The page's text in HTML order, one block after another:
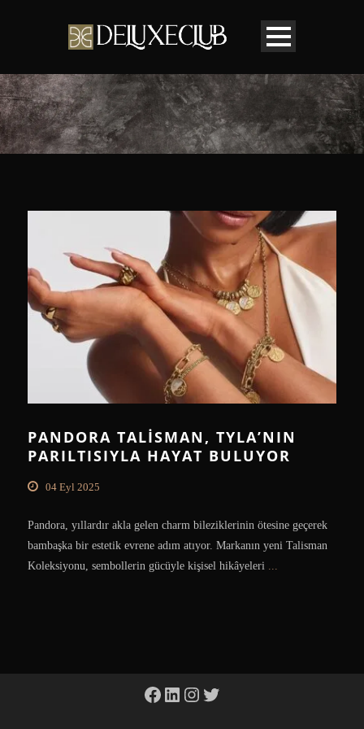
PANDORA TALISMAN, TYLA’NIN
PARILTISIYLA HAYAT BULUYOR
04 Eyl 2025
Pandora, yıllardır akla gelen charm bileziklerinin ötesine geçerek
bambaşka bir estetik evrene adım atıyor. Markanın yeni Talisman
Koleksiyonu, sembollerin gücüyle kişisel hikâyeleri ...
Facebook
LinkedIn
Instagram
Twitter